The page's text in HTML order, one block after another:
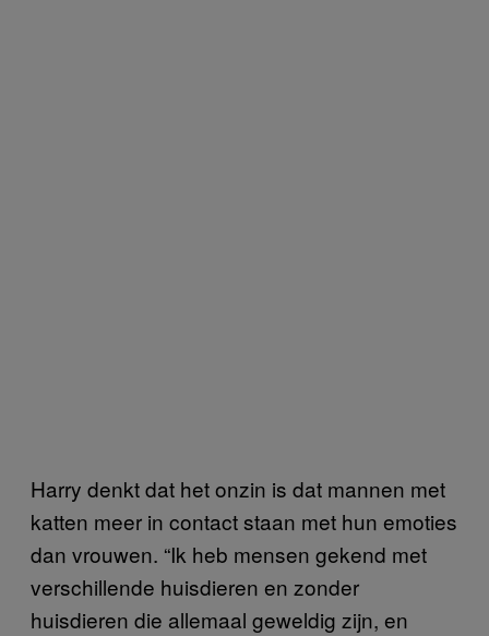
Harry denkt dat het onzin is dat mannen met
katten meer in contact staan met hun emoties
dan vrouwen. “Ik heb mensen gekend met
verschillende huisdieren en zonder
huisdieren die allemaal geweldig zijn, en